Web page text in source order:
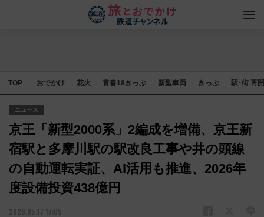
TOP おでかけ 花火 青春18きっぷ 新型車両 きっぷ 駅･街 再
ニュース
京王「新型2000系」2編成を増備、京王新
宿駅と多摩川駅の駅改良工事や井の頭線
の自動運転実証、AI活用も推進、2026年
度設備投資438億円
2026.05.17 17:05